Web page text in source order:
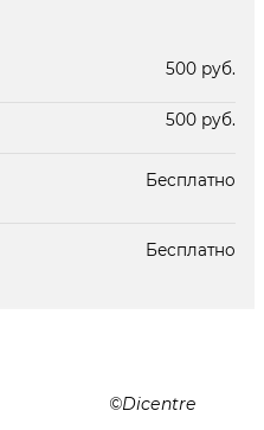
500 руб.
500 руб.
Бесплатно
Бесплатно
Dicentre